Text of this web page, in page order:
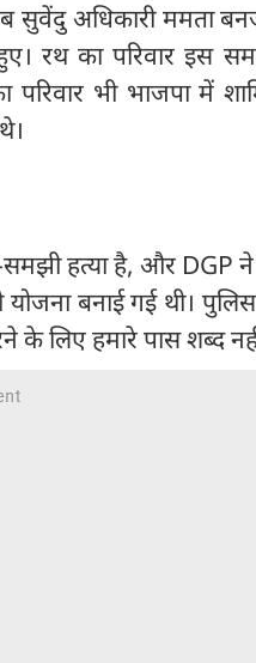
सुवेंदु अधिकारी ममता
रथ का परिवार इस
भी भाजपा में
हत्या है, और DGP ने
योजना बनाई गई थी।
के लिए हमारे पास शब्द